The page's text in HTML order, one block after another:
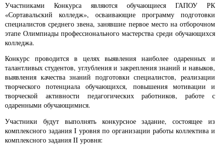
Участниками Конкурса являются обучающиеся ГАПОУ РК
«Сортавальский колледж», осваивающие программу подготовки
специалистов среднего звена, занявшие первое место на отборочном
этапе Олимпиады профессионального мастерства среди обучающихся
колледжа.
Конкурс проводится в целях выявления наиболее одаренных и
талантливых студентов, углубления и закрепления знаний и навыков,
выявления качества знаний подготовки специалистов, реализации
творческого потенциала обучающихся, повышения мотивации и
творческой активности педагогических работников, работе с
одаренными обучающимися.
Участники будут выполнять конкурсное задание, состоящее из
комплексного задания I уровня по организации работы коллектива и
комплексного задания II уровня: